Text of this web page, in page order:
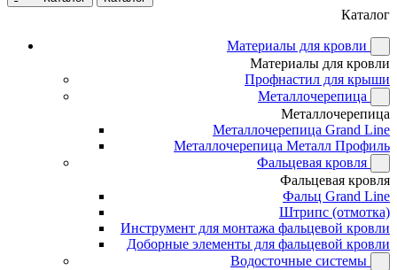
Каталог
Материалы для кровли
Материалы для кровли
Профнастил для крыши
Металлочерепица
Металлочерепица
Металлочерепица Grand Line
Металлочерепица Металл Профиль
Фальцевая кровля
Фальцевая кровля
Фальц Grand Line
Штрипс (отмотка)
Инструмент для монтажа фальцевой кровли
Доборные элементы для фальцевой кровли
Водосточные системы